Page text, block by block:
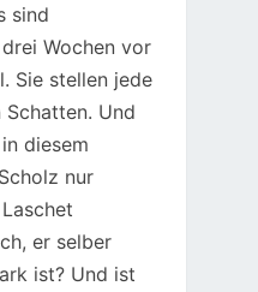
sind
Wochen vor
Sie stellen jede
Schatten. Und
diesem
nur
er selber
ist? Und ist